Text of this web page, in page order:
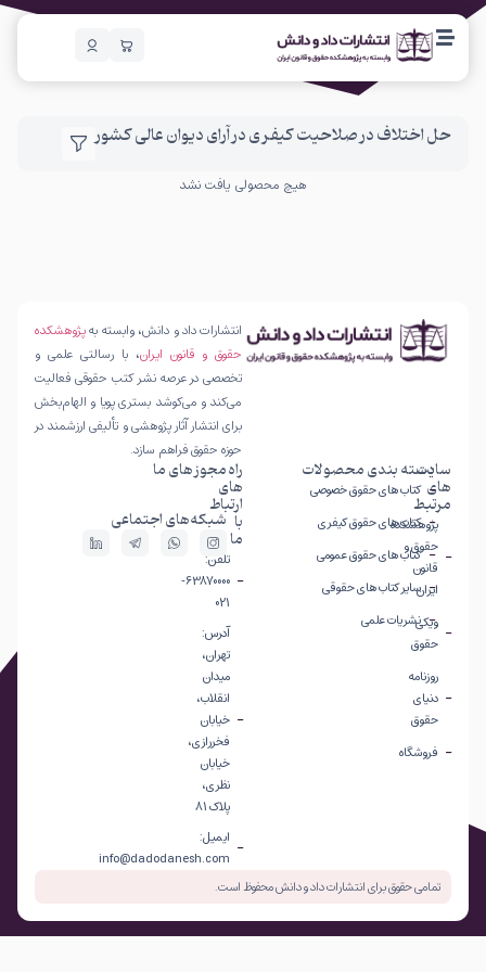
حل اختلاف در صلاحیت کیفری در آرای دیوان عالی کشور
هیچ محصولی یافت نشد
انتشارات داد و دانش، وابسته بهپژوهشکده
حقوق و قانون ایران، با رسالتی علمی و
تخصصی در عرصه نشر کتب حقوقی فعالیت
می‌کند و می‌کوشد بستری پویا و الهام‌بخش
برای انتشار آثار پژوهشی و تألیفی ارزشمند در
حوزه حقوق فراهم سازد.
سایت
های
مرتبط
پژوهشکده
حقوق و
قانون
ایران
ویکی
حقوق
روزنامه
دنیای
حقوق
فروشگاه
دسته بندی محصولات
کتاب های حقوق خصوصی
کتاب های حقوق کیفری
کتاب های حقوق عمومی
سایر کتاب های حقوقی
نشریات علمی
راه
های
ارتباط
با
ما
تلفن:
63870000-
021
آدرس:
تهران،
میدان
انقلاب،
خیابان
فخررازی،
خیابان
نظری،
پلاک 81
ایمیل:
info@dadodanesh.com
مجوز های ما
شبکه‌های اجتماعی
تمامی حقوق برای انتشارات داد و دانش محفوظ است.